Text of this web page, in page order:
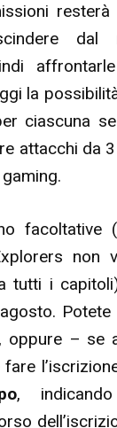
resterà
dal
la
ciascuna
attacchi da
facoltative
non
tutti i
Potete
oppure – se
,